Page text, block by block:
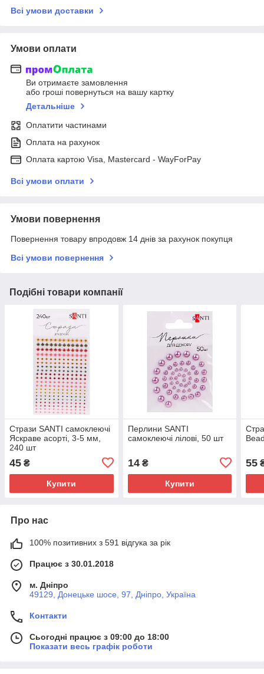
Всі умови доставки
Умови оплати
Ви отримаєте замовлення
або гроші повернуться на вашу картку
Детальніше
Оплатити частинами
Оплата на рахунок
Оплата картою Visa, Mastercard - WayForPay
Всі умови оплати
Умови повернення
Повернення товару впродовж 14 днів за рахунок покупця
Всі умови повернення
Подібні товари компанії
Стрази SANTI самоклеючі
Яскраве асорті, 3-5 мм,
240 шт
45 ₴
Купити
Перлини SANTI
самоклеючі лілові, 50 шт
14₴
Купити
55
Про нас
100% позитивних з 591 відгука за рік
Працює з 30.01.2018
м. Дніпро
49129, Донецьке шосе, 97, Дніпро, Україна
Контакти
Сьогодні працює з 09:00 до 18:00
Показати весь графік роботи